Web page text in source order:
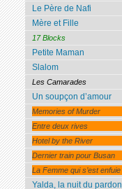
Le Père de Nafi
Mère et Fille
17 Blocks
Petite Maman
Slalom
Les Camarades
Un soupçon d’amour
Memories of Murder
Entre deux rives
Hotel by the River
Dernier train pour Busan
La Femme qui s’est enfuie
Yalda, la nuit du pardon